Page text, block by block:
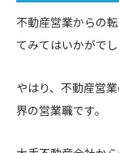
不動産営業からの
てみてはいかがでし
やはり、不動産営
界の営業職です。